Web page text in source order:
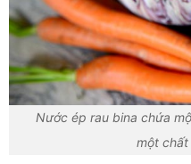
Nước ép rau bina chứa
một